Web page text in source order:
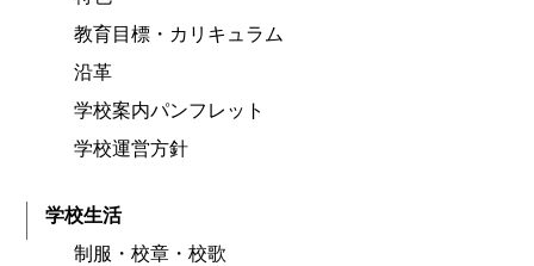
教育目標・カリキュラム
沿革
学校案内パンフレット
学校運営方針
学校生活
制服・校章・校歌